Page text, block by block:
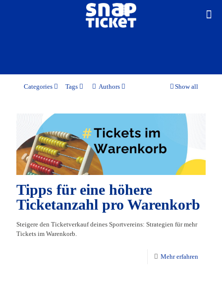
Categories Tags Authors Show all
Tipps für eine höhere
Ticketanzahl pro Warenkorb
Steigere den Ticketverkauf deines Sportvereins: Strategien für mehr
Tickets im Warenkorb.
Mehr erfahren